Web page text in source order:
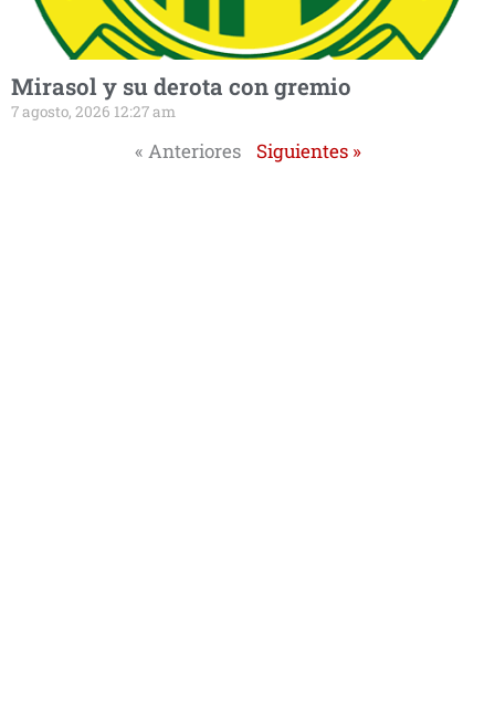
Mirasol y su derota con gremio
7 agosto, 2026 12:27 am
« Anteriores Siguientes »